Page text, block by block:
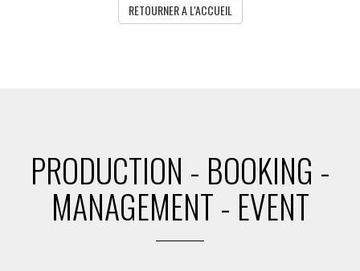
RETOURNER A L'ACCUEIL
PRODUCTION - BOOKING -
MANAGEMENT - EVENT